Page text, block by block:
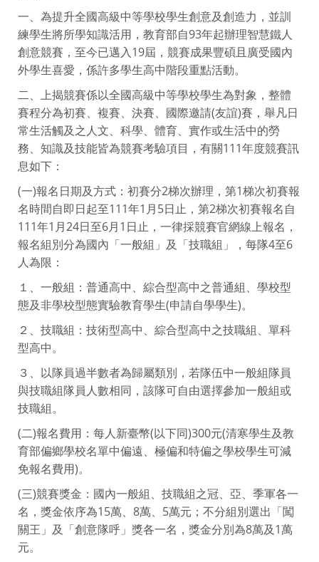
一、為提升全國高級中等學校學生創意及創造力，並訓
練學生將所學知識活用，教育部自93年起辦理智慧鐵人
創意競賽，至今已邁入19屆，競賽成果豐碩且廣受國內
外學生喜愛，係許多學生高中階段重點活動。
二、上揭競賽係以全國高級中等學校學生為對象，整體
賽程分為初賽、複賽、決賽、國際邀請(友誼)賽，舉凡日
常生活觸及之人文、科學、體育、實作或生活中的勞
務、知識及技能皆為競賽考驗項目，有關111年度競賽訊
息如下：
(一)報名日期及方式：初賽分2梯次辦理，第1梯次初賽報
名時間自即日起至111年1月5日止，第2梯次初賽報名自
111年1月24日至6月1日止，一律採競賽官網線上報名，
報名組別分為國內「一般組」及「技職組」，每隊4至6
人為限：
１、一般組：普通高中、綜合型高中之普通組、學校型
態及非學校型態實驗教育學生(申請自學學生)。
２、技職組：技術型高中、綜合型高中之技職組、單科
型高中。
３、以隊員過半數者為歸屬類別，若隊伍中一般組隊員
與技職組隊員人數相同，該隊可自由選擇參加一般組或
技職組。
(二)報名費用：每人新臺幣(以下同)300元(清寒學生及教
育部偏鄉學校名單中偏遠、極偏和特偏之學校學生可減
免報名費用)。
(三)競賽獎金：國內一般組、技職組之冠、亞、季軍各一
名，獎金依序為15萬、8萬、5萬元；不分組別選出「闖
關王」及「創意隊呼」獎各一名，獎金分別為8萬及1萬
元。